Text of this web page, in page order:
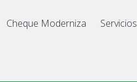
Cheque Moderniza Servicios